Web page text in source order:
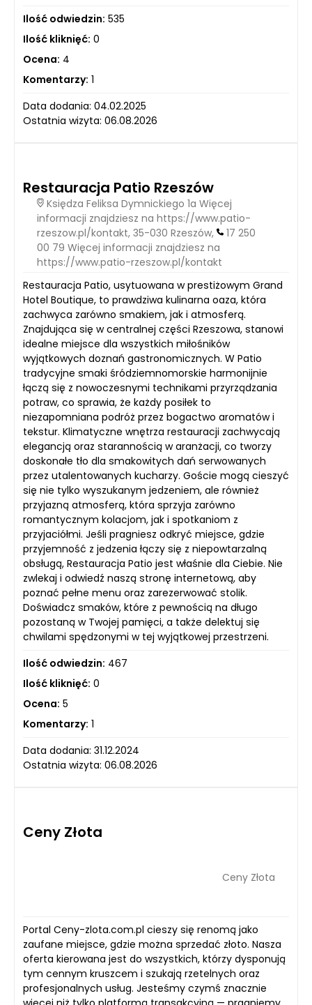
Ilość odwiedzin: 535
Ilość kliknięć: 0
Ocena: 4
Komentarzy: 1
Data dodania: 04.02.2025
Ostatnia wizyta: 06.08.2026
Restauracja Patio Rzeszów
Księdza Feliksa Dymnickiego 1a Więcej
informacji znajdziesz na https://www.patio-
rzeszow.pl/kontakt, 35-030 Rzeszów,
17 250
00 79 Więcej informacji znajdziesz na
https://www.patio-rzeszow.pl/kontakt
Restauracja Patio, usytuowana w prestiżowym Grand
Hotel Boutique, to prawdziwa kulinarna oaza, która
zachwyca zarówno smakiem, jak i atmosferą.
Znajdująca się w centralnej części Rzeszowa, stanowi
idealne miejsce dla wszystkich miłośników
wyjątkowych doznań gastronomicznych. W Patio
tradycyjne smaki śródziemnomorskie harmonijnie
łączą się z nowoczesnymi technikami przyrządzania
potraw, co sprawia, że każdy posiłek to
niezapomniana podróż przez bogactwo aromatów i
tekstur. Klimatyczne wnętrza restauracji zachwycają
elegancją oraz starannością w aranżacji, co tworzy
doskonałe tło dla smakowitych dań serwowanych
przez utalentowanych kucharzy. Goście mogą cieszyć
się nie tylko wyszukanym jedzeniem, ale również
przyjazną atmosferą, która sprzyja zarówno
romantycznym kolacjom, jak i spotkaniom z
przyjaciółmi. Jeśli pragniesz odkryć miejsce, gdzie
przyjemność z jedzenia łączy się z niepowtarzalną
obsługą, Restauracja Patio jest właśnie dla Ciebie. Nie
zwlekaj i odwiedź naszą stronę internetową, aby
poznać pełne menu oraz zarezerwować stolik.
Doświadcz smaków, które z pewnością na długo
pozostaną w Twojej pamięci, a także delektuj się
chwilami spędzonymi w tej wyjątkowej przestrzeni.
Ilość odwiedzin: 467
Ilość kliknięć: 0
Ocena: 5
Komentarzy: 1
Data dodania: 31.12.2024
Ostatnia wizyta: 06.08.2026
Ceny Złota
Ceny Złota
Portal Ceny-zlota.com.pl cieszy się renomą jako
zaufane miejsce, gdzie można sprzedać złoto. Nasza
oferta kierowana jest do wszystkich, którzy dysponują
tym cennym kruszcem i szukają rzetelnych oraz
profesjonalnych usług. Jesteśmy czymś znacznie